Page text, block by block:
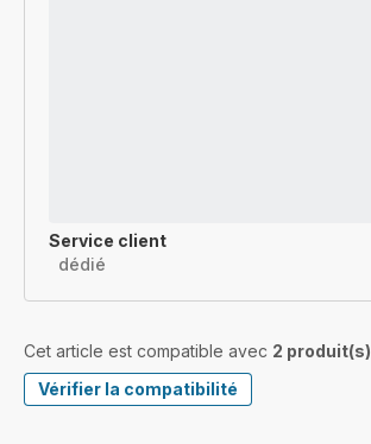
Service client
dédié
Cet article est compatible avec 2 produit(s)
Vérifier la compatibilité